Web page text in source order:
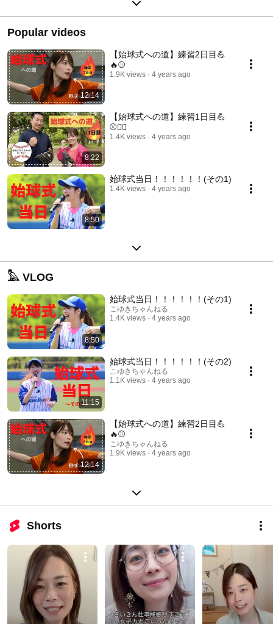
Popular videos
12:14
【始球式への道】練習2日目💪
🔥⚾️
1.9K views 4 years ago
8:22
【始球式への道】練習1日目💪
⚾️❤️‍🔥
1.4K views 4 years ago
8:50
始球式当日！！！！！！(その1)
1.4K views 4 years ago
𓅓 VLOG
8:50
始球式当日！！！！！！(その1)
こゆきちゃんねる
1.4K views
4 years ago
11:15
始球式当日！！！！！！(その2)
こゆきちゃんねる
1.1K views
4 years ago
12:14
【始球式への道】練習2日目💪
🔥⚾️
こゆきちゃんねる
1.9K views
4 years ago
Shorts